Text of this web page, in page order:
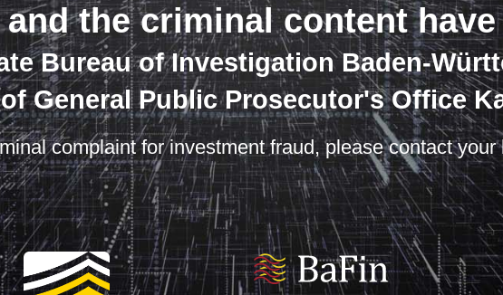
the criminal content have
Bureau of Investigation Baden-
General Public Prosecutor's Office
complaint for investment fraud, please contact